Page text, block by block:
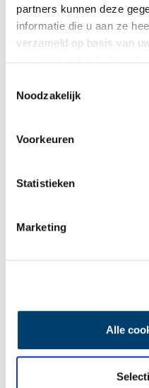
partners kunnen deze
informatie die u aan ze
verzameld op basis van
Noodzakelijk
Voorkeuren
Statistieken
Marketing
Alle
Rembrandt hier verborgen.
een veiliger onderduikadres:
Kloostermoppen
In de torenkamer zie je nog
uit Friesland waren gehaald.
sindsdien aan het